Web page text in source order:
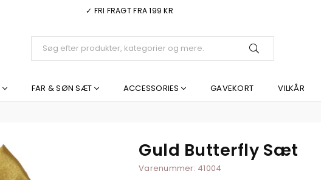
✓ FRI FRAGT FRA 199 KR
FAR & SØN SÆT ACCESSORIES GAVEKORT VILKÅR
Guld Butterfly Sæt
Varenummer: 41004